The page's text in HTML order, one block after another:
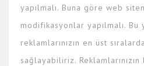
yapılmalı. Buna göre web
modifikasyonlar yapılmalı.
reklamlarınızın en üst
sağlayabiliriz.